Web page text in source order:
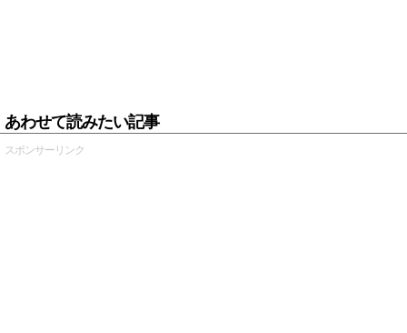
あわせて読みたい記事
スポンサーリンク